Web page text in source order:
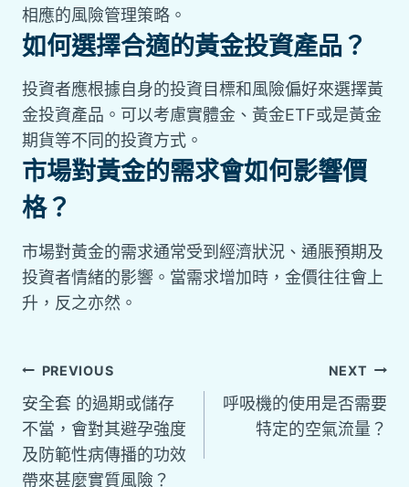
相應的風險管理策略。
如何選擇合適的黃金投資產品？
投資者應根據自身的投資目標和風險偏好來選擇黃
金投資產品。可以考慮實體金、黃金ETF或是黃金
期貨等不同的投資方式。
市場對黃金的需求會如何影響價
格？
市場對黃金的需求通常受到經濟狀況、通脹預期及
投資者情緒的影響。當需求增加時，金價往往會上
升，反之亦然。
PREVIOUS
安全套 的過期或儲存
不當，會對其避孕強度
及防範性病傳播的功效
帶來甚麼實質風險？
NEXT
呼吸機的使用是否需要
特定的空氣流量？